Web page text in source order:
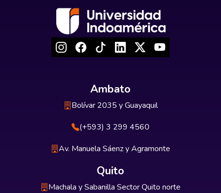
Ambato
Bolívar 2035 y Guayaquil
(+593) 3 299 4560
Av. Manuela Sáenz y Agramonte
Quito
Machala y Sabanilla Sector Quito norte